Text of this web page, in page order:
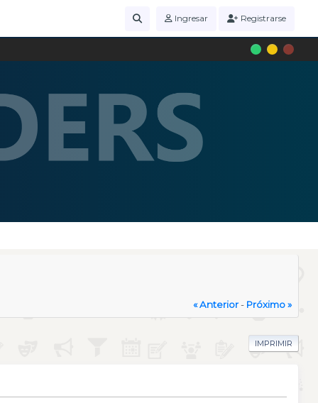
Ingresar Registrarse
« Anterior- Próximo »
IMPRIMIR